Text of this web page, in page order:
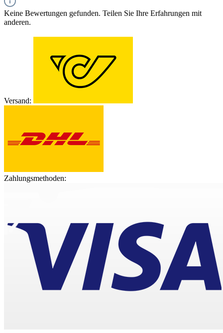
Keine Bewertungen gefunden. Teilen Sie Ihre Erfahrungen mit
anderen.
Versand:
Zahlungsmethoden: